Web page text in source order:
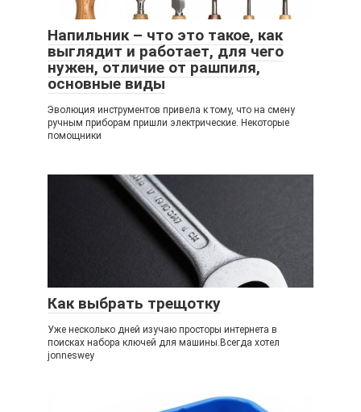
Напильник – что это такое, как
выглядит и работает, для чего
нужен, отличие от рашпиля,
основные виды
Эволюция инструментов привела к тому, что на смену
ручным приборам пришли электрические. Некоторые
помощники
Как выбрать трещотку
Уже несколько дней изучаю просторы интернета в
поисках набора ключей для машины.Всегда хотел
jonneswey